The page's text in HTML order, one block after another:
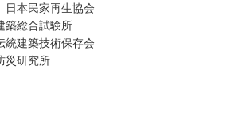
本民家再生協会
総合試験所
建築技術保存会
災研究所